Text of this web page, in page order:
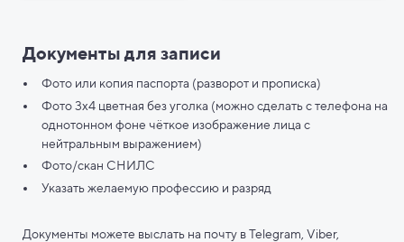
Документы для записи
Фото или копия паспорта (разворот и прописка)
Фото 3х4 цветная без уголка (можно сделать с телефона на
однотонном фоне чёткое изображение лица с
нейтральным выражением)
Фото/скан СНИЛС
Указать желаемую профессию и разряд
Документы можете выслать на почту в Telegram, Viber,